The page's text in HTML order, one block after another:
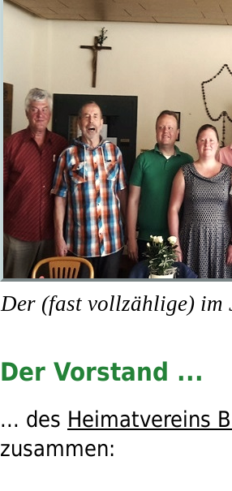
Der (fast vollzählige) im
Der Vorstand ...
... des Heimatvereins
zusammen: